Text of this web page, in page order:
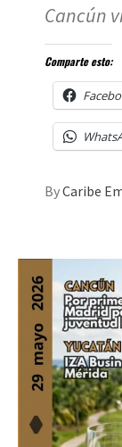
Cancún
Comparte esto:
ByCaribe